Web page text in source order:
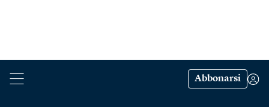
Abbonarsi